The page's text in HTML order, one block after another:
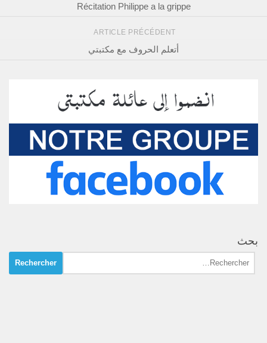
Récitation Philippe a la grippe
ARTICLE PRÉCÉDENT
أتعلم الحروف مع مكتبتي
بحث
Rechercher :